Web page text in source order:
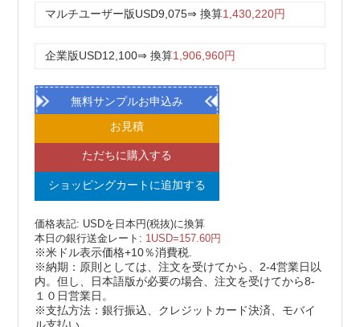
マルチユーザー版USD9,075⇒ 換算1,430,220円
企業版USD12,100⇒ 換算1,906,960円
無料サンプルお申込み
お見積
ただちに購入する
ショッピングカートに追加する
価格表記: USDを日本円(税抜)に換算
本日の銀行送金レート: 1USD=157.60円
※米ドル表示価格+10％消費税.
※納期：原則としては、注文を受けてから、2-4営業日以
内。但し、日本語版が必要の場合、注文を受けてから8-
１０日営業日。
※支払方法：銀行振込、クレジットカード決済、モバイ